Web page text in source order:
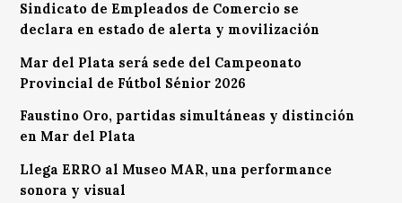
Sindicato de Empleados de Comercio se
declara en estado de alerta y movilización
Mar del Plata será sede del Campeonato
Provincial de Fútbol Sénior 2026
Faustino Oro, partidas simultáneas y distinción
en Mar del Plata
Llega ERRO al Museo MAR, una performance
sonora y visual